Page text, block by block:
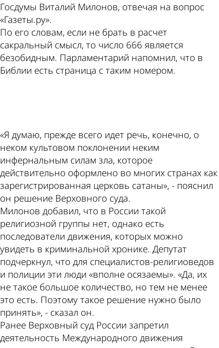
Госдумы Виталий Милонов, отвечая на вопрос
«Газеты.ру».
По его словам, если не брать в расчет
сакральный смысл, то число 666 является
безобидным. Парламентарий напомнил, что в
Библии есть страница с таким номером.
«Я думаю, прежде всего идет речь, конечно, о
неком культовом поклонении неким
инфернальным силам зла, которое
действительно оформлено во многих странах как
зарегистрированная церковь сатаны», - пояснил
он решение Верховного суда.
Милонов добавил, что в России такой
религиозной группы нет, однако есть
последователи движения, которых можно
увидеть в криминальной хронике. Депутат
подчеркнул, что для специалистов-религиоведов
и полиции эти люди «вполне осязаемы». «Да, их
не такое большое количество, но тем не менее
это есть. Поэтому такое решение нужно было
принять», - сказал он.
Ранее Верховный суд России запретил
деятельность Международного движения